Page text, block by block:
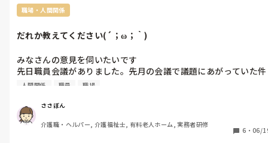
職場・人間関係
だれか教えてください(´；ω；｀)
みなさんの意見を伺いたいです
先日職員会議がありました。先月の会議で議題にあがっていた件
に対して、すべての職員に聞いた結果を発表したんすが、ある職
で泣きながら反論してきたんです。そんなときはどう対応したら
いいんでしょうか？ちなみに、施設長や看護主任は泣いた人を大
切というかなんでも意見を聞いています。介護主任を通してほし
人間関係 職員 職場
ささぼん
介護職・ヘルパー, 介護福祉士, 有料老人ホーム, 実務者研修
6 ・ 06/